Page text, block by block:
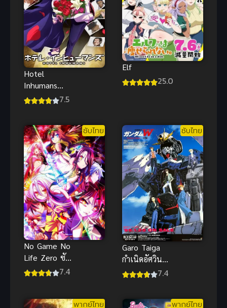
Hotel
Inhumans
โรงแรม
7.5
Elf
25.0
ซับไทย
No Game No
Life Zero ซับ
ไทย
7.4
ซับไทย
Garo Taiga
กำเนิดอัศวิน
หมาป่าทองคำ
7.4
พากย์ไทย พากย์ไทย